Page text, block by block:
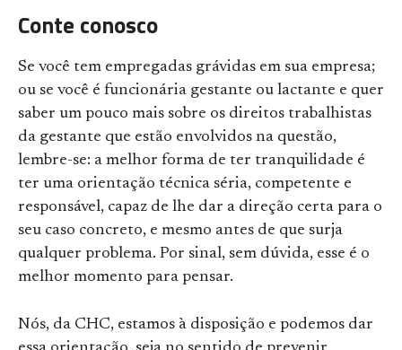
Conte conosco
Se você tem empregadas grávidas em sua empresa;
ou se você é funcionária gestante ou lactante e quer
saber um pouco mais sobre os direitos trabalhistas
da gestante que estão envolvidos na questão,
lembre-se: a melhor forma de ter tranquilidade é
ter uma orientação técnica séria, competente e
responsável, capaz de lhe dar a direção certa para o
seu caso concreto, e mesmo antes de que surja
qualquer problema. Por sinal, sem dúvida, esse é o
melhor momento para pensar.
Nós, da CHC, estamos à disposição e podemos dar